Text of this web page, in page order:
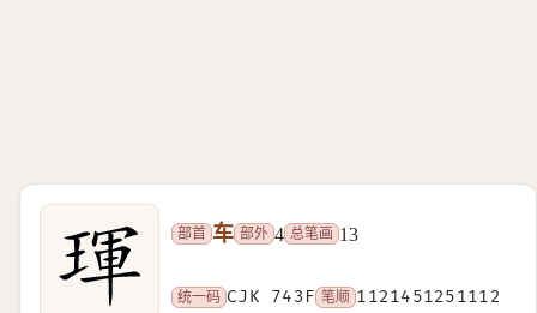
部首 车 部外 4 总笔画 13
统一码 CJK 743F 笔顺 1121451251112